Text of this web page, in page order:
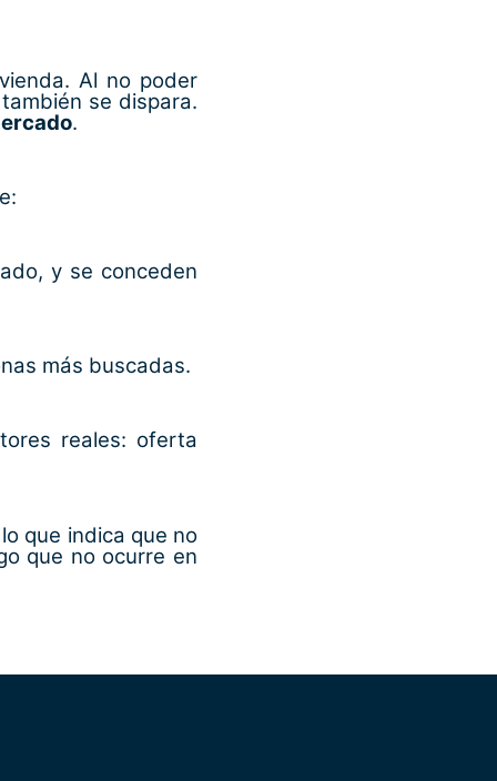
Al no poder
se dispara.
.
y se conceden
más buscadas.
reales: oferta
que indica que no
que no ocurre en